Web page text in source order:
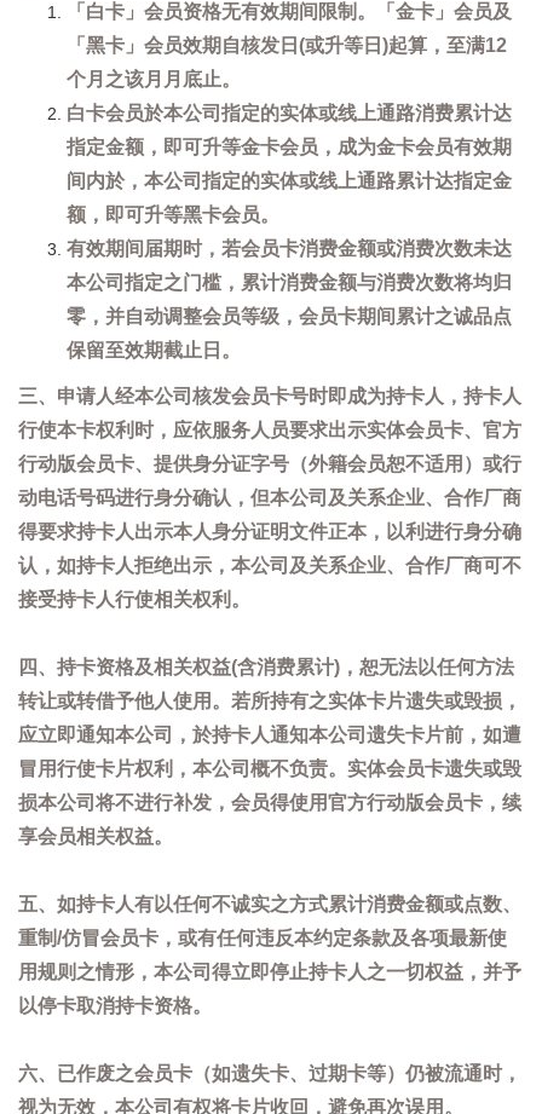
「白卡」会员资格无有效期间限制。「金卡」会员及
「黑卡」会员效期自核发日(或升等日)起算，至满12
个月之该月月底止。
白卡会员於本公司指定的实体或线上通路消费累计达
指定金额，即可升等金卡会员，成为金卡会员有效期
间内於，本公司指定的实体或线上通路累计达指定金
额，即可升等黑卡会员。
有效期间届期时，若会员卡消费金额或消费次数未达
本公司指定之门槛，累计消费金额与消费次数将均归
零，并自动调整会员等级，会员卡期间累计之诚品点
保留至效期截止日。
三、申请人经本公司核发会员卡号时即成为持卡人，持卡人
行使本卡权利时，应依服务人员要求出示实体会员卡、官方
行动版会员卡、提供身分证字号（外籍会员恕不适用）或行
动电话号码进行身分确认，但本公司及关系企业、合作厂商
得要求持卡人出示本人身分证明文件正本，以利进行身分确
认，如持卡人拒绝出示，本公司及关系企业、合作厂商可不
接受持卡人行使相关权利。
四、持卡资格及相关权益(含消费累计)，恕无法以任何方法
转让或转借予他人使用。若所持有之实体卡片遗失或毁损，
应立即通知本公司，於持卡人通知本公司遗失卡片前，如遭
冒用行使卡片权利，本公司概不负责。实体会员卡遗失或毁
损本公司将不进行补发，会员得使用官方行动版会员卡，续
享会员相关权益。
五、如持卡人有以任何不诚实之方式累计消费金额或点数、
重制/仿冒会员卡，或有任何违反本约定条款及各项最新使
用规则之情形，本公司得立即停止持卡人之一切权益，并予
以停卡取消持卡资格。
六、已作废之会员卡（如遗失卡、过期卡等）仍被流通时，
视为无效，本公司有权将卡片收回，避免再次误用。